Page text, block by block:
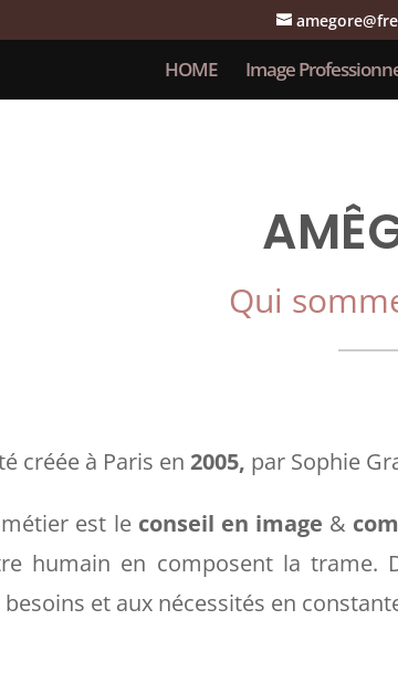
HOME Image
Qui
créée à Paris en 2005, par Sophie
est le conseil en image &
humain en composent la trame.
et aux nécessités en